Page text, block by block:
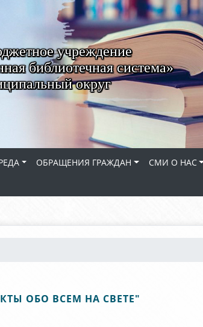
учреждение
библиотечная система»
округ
ОБРАЩЕНИЯ ГРАЖДАН СМИ О НАС
ОБО ВСЕМ НА СВЕТЕ"